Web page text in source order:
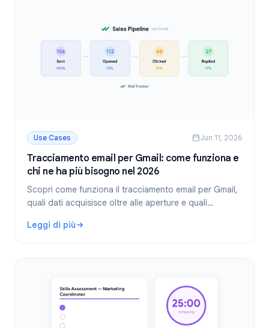
Use Cases Jun 11, 2026
Tracciamento email per Gmail: come funziona e
chi ne ha più bisogno nel 2026
Scopri come funziona il tracciamento email per Gmail,
quali dati acquisisce oltre alle aperture e quali
configurazione inclusa.
Leggi di più
: Tracciamento email per Gmail: come funziona e chi ne